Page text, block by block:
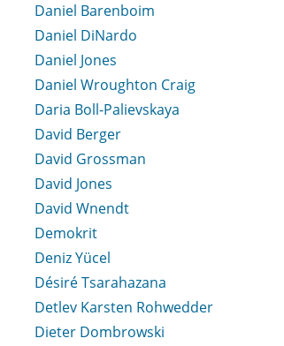
Daniel Barenboim
Daniel DiNardo
Daniel Jones
Daniel Wroughton Craig
Daria Boll-Palievskaya
David Berger
David Grossman
David Jones
David Wnendt
Demokrit
Deniz Yücel
Désiré Tsarahazana
Detlev Karsten Rohwedder
Dieter Dombrowski